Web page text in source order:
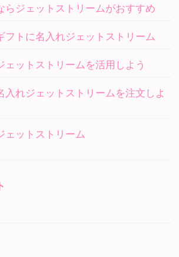
らジェットストリームがおすすめ
フトに名入れジェットストリーム
ェットストリームを活用しよう
入れジェットストリームを注文しよ
ェットストリーム